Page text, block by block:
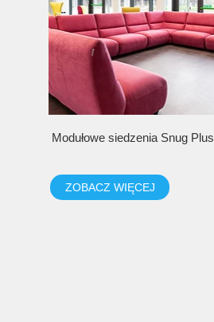
Modułowe siedzenia Snug Plus
ZOBACZ WIĘCEJ